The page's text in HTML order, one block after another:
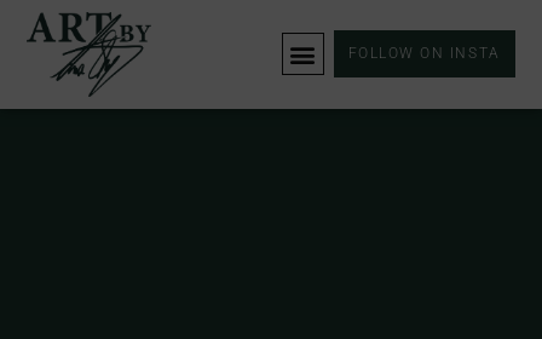
FOLLOW ON INSTA